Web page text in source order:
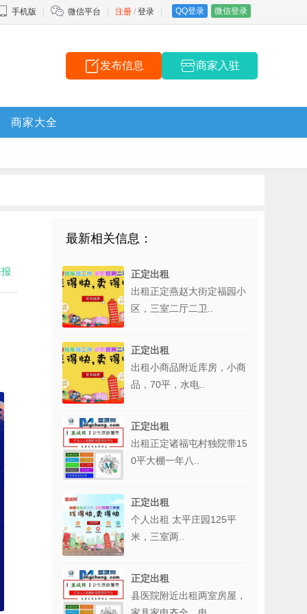
注册 / 登录 QQ登录 微信登录
手机版 微信平台
发布信息 商家入驻
商家大全
最新相关信息：
正定出租
出租正定燕赵大街定福园小
区，三室二厅二卫..
正定出租
出租小商品附近库房，小商
品，70平，水电..
正定出租
出租正定诸福屯村独院带15
0平大棚一年八..
正定出租
个人出租 太平庄园125平
米，三室两..
正定出租
县医院附近出租两室房屋，